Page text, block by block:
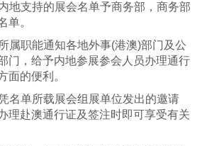
地支持的展会名单予商务部，商务部
单。
属职能通知各地外事(港澳)部门及公
门，给予内地参展参会人员办理通行
面的便利。
名单所载展会组展单位发出的邀请
理赴澳通行证及签注时即可享受有关